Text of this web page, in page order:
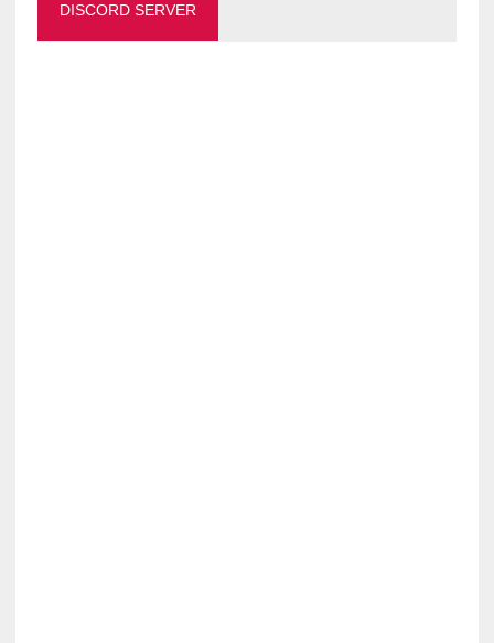
DISCORD SERVER